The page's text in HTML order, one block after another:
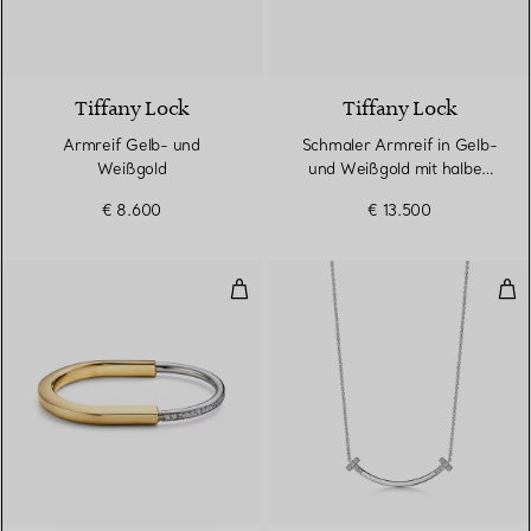
Tiffany Lock
Armreif Gelb- und
Weißgold
€ 8.600
Tiffany Lock
Schmaler Armreif in Gelb-
und Weißgold mit halben
€ 13.500
Armreif in Gelb- und Weißgold
3 Materialien